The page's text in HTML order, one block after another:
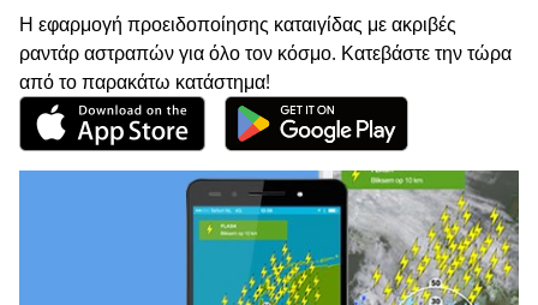
Η εφαρμογή προειδοποίησης καταιγίδας με ακριβές
ραντάρ αστραπών για όλο τον κόσμο. Κατεβάστε την τώρα
από το παρακάτω κατάστημα!